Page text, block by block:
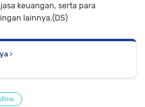
keuangan, serta para
lainnya.(DS)